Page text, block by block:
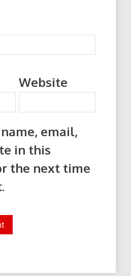
Website
email,
in this
the next time